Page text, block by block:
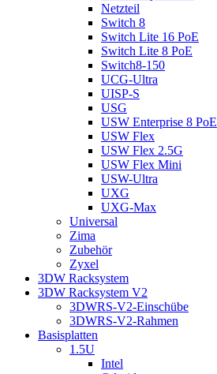
Netzteil
Switch 8
Switch Lite 16 PoE
Switch Lite 8 PoE
Switch8-150
UCG-Ultra
UISP-S
USG
USW Enterprise 8 PoE
USW Flex
USW Flex 2.5G
USW Flex Mini
USW-Ultra
UXG
UXG-Max
Universal
Zima
Zubehör
Zyxel
3DW Racksystem
3DW Racksystem V2
3DWRS-V2-Einschübe
3DWRS-V2-Rahmen
Basisplatten
1.5U
Intel